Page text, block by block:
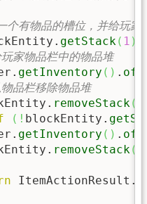
有物品的槽位，并给玩家
getStack( 1 )
家物品栏中的物品堆
getInventory ( ) .
品栏移除物品堆
removeStack(
( ! blockEntity.
getInventory ( ) .
removeStack(
ItemActionResult.